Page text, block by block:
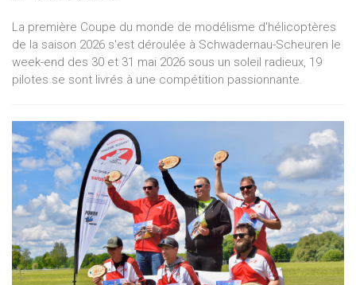
La première Coupe du monde de modélisme d'hélicoptères
de la saison 2026 s'est déroulée à Schwadernau-Scheuren le
week-end des 30 et 31 mai 2026 sous un soleil radieux, 19
pilotes se sont livrés à une compétition passionnante.